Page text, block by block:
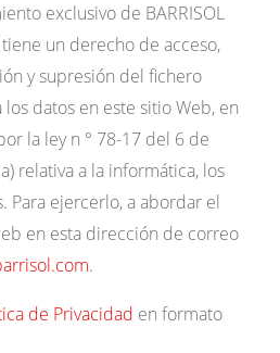
exclusivo de BARRISOL
un derecho de acceso,
y supresión del fichero
datos en este sitio Web, en
la ley n ° 78-17 del 6 de
relativa a la informática, los
Para ejercerlo, a abordar el
en esta dirección de correo
.
de Privacidad en formato